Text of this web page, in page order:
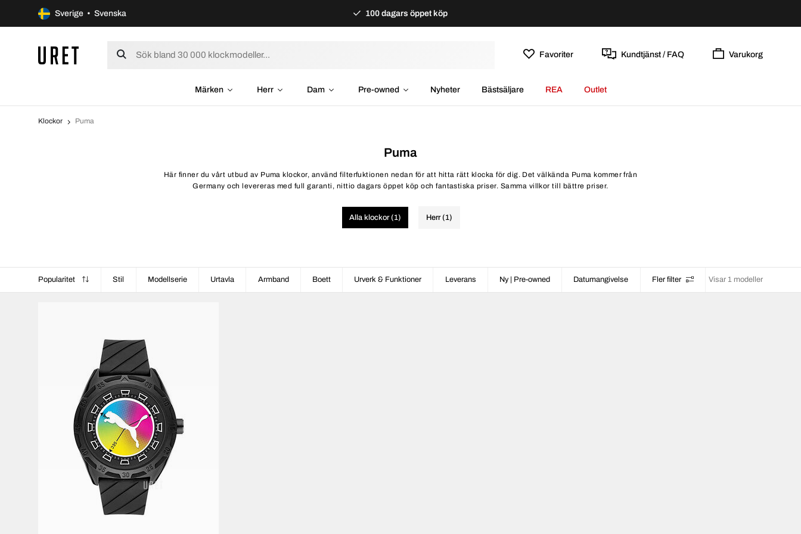
Sverige • Svenska 100 dagars öppet köp
Favoriter Kundtjänst / FAQ Varukorg
Märken Herr Dam Pre-owned Nyheter Bästsäljare REA Outlet
Klockor Puma
Puma
Här finner du vårt utbud av Puma klockor, använd filterfuktionen nedan för att hitta rätt klocka för dig. Det välkända Puma kommer från
Germany och levereras med full garanti, nittio dagars öppet köp och fantastiska priser. Samma villkor till bättre priser.
Alla klockor (1) Herr (1)
Popularitet Stil Modellserie Urtavla Armband Boett Urverk & Funktioner Leverans Ny | Pre-owned Datumangivelse Fler filter Visar 1 modeller